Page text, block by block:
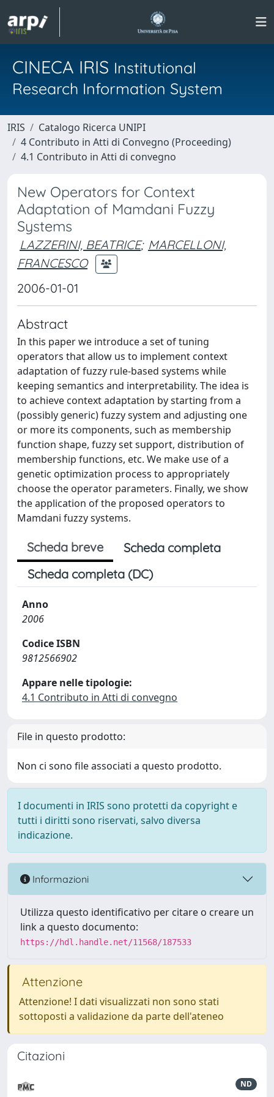
CINECA IRIS Institutional
Research Information System
IRIS
Catalogo Ricerca UNIPI
4 Contributo in Atti di Convegno (Proceeding)
4.1 Contributo in Atti di convegno
New Operators for Context
Adaptation of Mamdani Fuzzy
Systems
LAZZERINI, BEATRICE; MARCELLONI,
FRANCESCO
2006-01-01
Abstract
In this paper we introduce a set of tuning
operators that allow us to implement context
adaptation of fuzzy rule-based systems while
keeping semantics and interpretability. The idea is
to achieve context adaptation by starting from a
(possibly generic) fuzzy system and adjusting one
or more its components, such as membership
function shape, fuzzy set support, distribution of
membership functions, etc. We make use of a
genetic optimization process to appropriately
choose the operator parameters. Finally, we show
the application of the proposed operators to
Mamdani fuzzy systems.
Scheda breve
Scheda completa
Scheda completa (DC)
Anno
2006
Codice ISBN
9812566902
Appare nelle tipologie:
4.1 Contributo in Atti di convegno
File in questo prodotto:
Non ci sono file associati a questo prodotto.
I documenti in IRIS sono protetti da copyright e
tutti i diritti sono riservati, salvo diversa
indicazione.
Informazioni
Utilizza questo identificativo per citare o creare un
link a questo documento:
https://hdl.handle.net/11568/187533
Attenzione
Attenzione! I dati visualizzati non sono stati
sottoposti a validazione da parte dell'ateneo
Citazioni
ND